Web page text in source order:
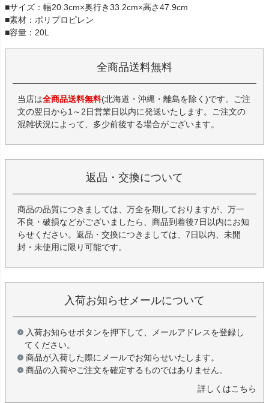
■サイズ：幅20.3cm×奥行き33.2cm×高さ47.9cm
■素材：ポリプロピレン
■容量：20L
全商品送料無料
当店は全商品送料無料(北海道・沖縄・離島を除く)です。ご注
文の翌日から1～2日営業日以内に発送いたします。ご注文の
混雑状況によって、多少前後する場合がございます。
返品・交換について
商品の品質につきましては、万全を期しておりますが、万一
不良・破損などがございましたら、商品到着後7日以内にお知
らせください。返品・交換につきましては、7日以内、未開
封・未使用に限り可能です。
入荷お知らせメールについて
入荷お知らせボタンを押下して、メールアドレスを登録し
てください。
商品が入荷した際にメールでお知らせいたします。
商品の入荷やご注文を確定するものではありません。
詳しくはこちら